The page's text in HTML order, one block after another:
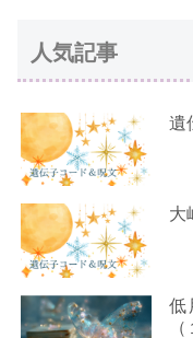
人気記事
遺
大
低